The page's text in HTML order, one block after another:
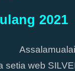
2021
setia web